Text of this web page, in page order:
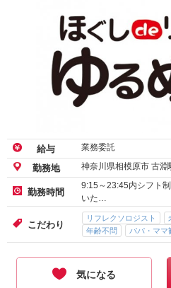
給与 業務委託
勤務地 神奈川県相模原市 古淵
勤務時間
9:15～23:45内シフト制（22:45
いた…
こだわり
リフレクソロジスト
年齢不問
パパ・ママ
気になる